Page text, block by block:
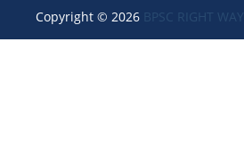
Copyright © 2026 BPSC RIGHT WAY